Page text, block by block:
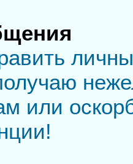
или